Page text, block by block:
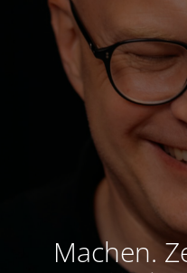
Machen.